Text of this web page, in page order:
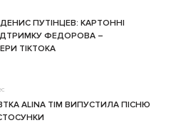
ПУТІНЦЕВ: КАРТОННІ
ФЕДОРОВА –
ТІКТОКА
ALINA TIM ВИПУСТИЛА ПІСНЮ